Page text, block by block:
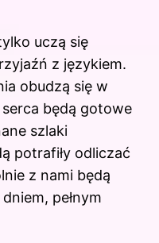
uczą się
z językiem.
obudzą się w
będą gotowe
szlaki
potrafiły odliczać
z nami będą
pełnym